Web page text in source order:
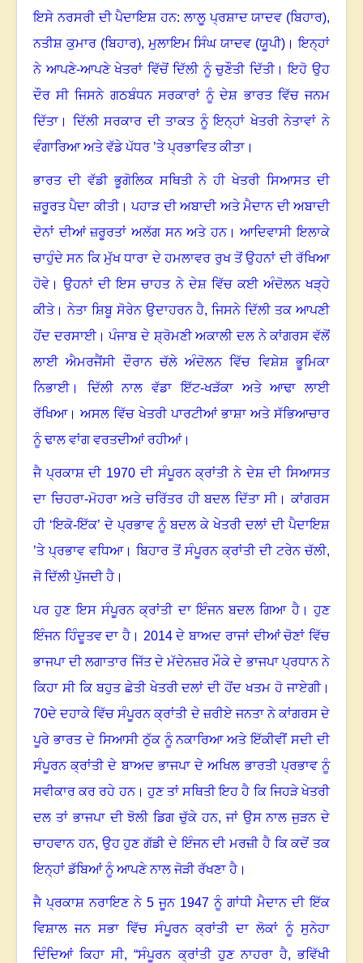
ਇਸੇ ਨਰਸਰੀ ਦੀ ਪੈਦਾਇਸ਼ ਹਨ: ਲਾਲੂ ਪ੍ਰਸ਼ਾਦ ਯਾਦਵ (ਬਿਹਾਰ),
ਨਤੀਸ਼ ਕੁਮਾਰ (ਬਿਹਾਰ), ਮੁਲਾਇਮ ਸਿੰਘ ਯਾਦਵ (ਯੂਪੀ)। ਇਨ੍ਹਾਂ
ਨੇ ਆਪਣੇ-ਆਪਣੇ ਖੇਤਰਾਂ ਵਿੱਚੋਂ ਦਿੱਲੀ ਨੂੰ ਚੁਣੌਤੀ ਦਿੱਤੀ। ਇਹੋ ਉਹ
ਦੌਰ ਸੀ ਜਿਸਨੇ ਗਠਬੰਧਨ ਸਰਕਾਰਾਂ ਨੂੰ ਦੇਸ਼ ਭਾਰਤ ਵਿੱਚ ਜਨਮ
ਦਿੱਤਾ। ਦਿੱਲੀ ਸਰਕਾਰ ਦੀ ਤਾਕਤ ਨੂੰ ਇਨ੍ਹਾਂ ਖੇਤਰੀ ਨੇਤਾਵਾਂ ਨੇ
ਵੰਗਾਰਿਆ ਅਤੇ ਵੱਡੇ ਪੱਧਰ ’ਤੇ ਪ੍ਰਭਾਵਿਤ ਕੀਤਾ।
ਭਾਰਤ ਦੀ ਵੱਡੀ ਭੂਗੋਲਿਕ ਸਥਿਤੀ ਨੇ ਹੀ ਖੇਤਰੀ ਸਿਆਸਤ ਦੀ
ਜ਼ਰੂਰਤ ਪੈਦਾ ਕੀਤੀ। ਪਹਾੜ ਦੀ ਅਬਾਦੀ ਅਤੇ ਮੈਦਾਨ ਦੀ ਅਬਾਦੀ
ਦੋਨਾਂ ਦੀਆਂ ਜ਼ਰੂਰਤਾਂ ਅਲੱਗ ਸਨ ਅਤੇ ਹਨ। ਆਦਿਵਾਸੀ ਇਲਾਕੇ
ਚਾਹੁੰਦੇ ਸਨ ਕਿ ਮੁੱਖ ਧਾਰਾ ਦੇ ਹਮਲਾਵਰ ਰੁਖ ਤੋਂ ਉਹਨਾਂ ਦੀ ਰੱਖਿਆ
ਹੋਵੇ। ਉਹਨਾਂ ਦੀ ਇਸ ਚਾਹਤ ਨੇ ਦੇਸ਼ ਵਿੱਚ ਕਈ ਅੰਦੋਲਨ ਖੜ੍ਹੇ
ਕੀਤੇ। ਨੇਤਾ ਸ਼ਿਬੂ ਸੋਰੇਨ ਉਦਾਹਰਨ ਹੈ, ਜਿਸਨੇ ਦਿੱਲੀ ਤਕ ਆਪਣੀ
ਹੋਂਦ ਦਰਸਾਈ। ਪੰਜਾਬ ਦੇ ਸ਼੍ਰੋਮਣੀ ਅਕਾਲੀ ਦਲ ਨੇ ਕਾਂਗਰਸ ਵੱਲੋਂ
ਲਾਈ ਐਮਰਜੈਂਸੀ ਦੌਰਾਨ ਚੱਲੇ ਅੰਦੋਲਨ ਵਿੱਚ ਵਿਸ਼ੇਸ਼ ਭੂਮਿਕਾ
ਨਿਭਾਈ। ਦਿੱਲੀ ਨਾਲ ਵੱਡਾ ਇੱਟ-ਖੜੱਕਾ ਅਤੇ ਆਢਾ ਲਾਈ
ਰੱਖਿਆ। ਅਸਲ ਵਿੱਚ ਖੇਤਰੀ ਪਾਰਟੀਆਂ ਭਾਸ਼ਾ ਅਤੇ ਸੱਭਿਆਚਾਰ
ਨੂੰ ਢਾਲ ਵਾਂਗ ਵਰਤਦੀਆਂ ਰਹੀਆਂ।
ਜੈ ਪ੍ਰਕਾਸ਼ ਦੀ 1970 ਦੀ ਸੰਪੂਰਨ ਕ੍ਰਾਂਤੀ ਨੇ ਦੇਸ਼ ਦੀ ਸਿਆਸਤ
ਦਾ ਚਿਹਰਾ-ਮੋਹਰਾ ਅਤੇ ਚਰਿੱਤਰ ਹੀ ਬਦਲ ਦਿੱਤਾ ਸੀ। ਕਾਂਗਰਸ
ਹੀ ‘ਇਕੋ-ਇੱਕ’ ਦੇ ਪ੍ਰਭਾਵ ਨੂੰ ਬਦਲ ਕੇ ਖੇਤਰੀ ਦਲਾਂ ਦੀ ਪੈਦਾਇਸ਼
’ਤੇ ਪ੍ਰਭਾਵ ਵਧਿਆ। ਬਿਹਾਰ ਤੋਂ ਸੰਪੂਰਨ ਕ੍ਰਾਂਤੀ ਦੀ ਟਰੇਨ ਚੱਲੀ,
ਜੋ ਦਿੱਲੀ ਪੁੱਜਦੀ ਹੈ।
ਪਰ ਹੁਣ ਇਸ ਸੰਪੂਰਨ ਕ੍ਰਾਂਤੀ ਦਾ ਇੰਜਨ ਬਦਲ ਗਿਆ ਹੈ। ਹੁਣ
ਇੰਜਨ ਹਿੰਦੂਤਵ ਦਾ ਹੈ। 2014 ਦੇ ਬਾਅਦ ਰਾਜਾਂ ਦੀਆਂ ਚੋਣਾਂ ਵਿੱਚ
ਭਾਜਪਾ ਦੀ ਲਗਾਤਾਰ ਜਿੱਤ ਦੇ ਮੱਦੇਨਜ਼ਰ ਮੌਕੇ ਦੇ ਭਾਜਪਾ ਪ੍ਰਧਾਨ ਨੇ
ਕਿਹਾ ਸੀ ਕਿ ਬਹੁਤ ਛੇਤੀ ਖੇਤਰੀ ਦਲਾਂ ਦੀ ਹੋਂਦ ਖਤਮ ਹੋ ਜਾਏਗੀ।
70ਦੇ ਦਹਾਕੇ ਵਿੱਚ ਸੰਪੂਰਨ ਕ੍ਰਾਂਤੀ ਦੇ ਜ਼ਰੀਏ ਜਨਤਾ ਨੇ ਕਾਂਗਰਸ ਦੇ
ਪੂਰੇ ਭਾਰਤ ਦੇ ਸਿਆਸੀ ਠੁੱਕ ਨੂੰ ਨਕਾਰਿਆ ਅਤੇ ਇੱਕੀਵੀਂ ਸਦੀ ਦੀ
ਸੰਪੂਰਨ ਕ੍ਰਾਂਤੀ ਦੇ ਬਾਅਦ ਭਾਜਪਾ ਦੇ ਅਖਿਲ ਭਾਰਤੀ ਪ੍ਰਭਾਵ ਨੂੰ
ਸਵੀਕਾਰ ਕਰ ਰਹੇ ਹਨ। ਹੁਣ ਤਾਂ ਸਥਿਤੀ ਇਹ ਹੈ ਕਿ ਜਿਹੜੇ ਖੇਤਰੀ
ਦਲ ਤਾਂ ਭਾਜਪਾ ਦੀ ਝੋਲੀ ਡਿਗ ਚੁੱਕੇ ਹਨ,ਜਾਂ ਉਸ ਨਾਲ ਜੁੜਨ ਦੇ
ਚਾਹਵਾਨ ਹਨ, ਉਹ ਹੁਣ ਗੱਡੀ ਦੇ ਇੰਜਨ ਦੀ ਮਰਜ਼ੀ ਹੈ ਕਿ ਕਦੋਂ ਤਕ
ਇਨ੍ਹਾਂ ਡੱਬਿਆਂ ਨੂੰ ਆਪਣੇ ਨਾਲ ਜੋੜੀ ਰੱਖਣਾ ਹੈ।
ਜੈ ਪ੍ਰਕਾਸ਼ ਨਰਾਇਣ ਨੇ 5 ਜੂਨ 1947 ਨੂੰ ਗਾਂਧੀ ਮੈਦਾਨ ਦੀ ਇੱਕ
ਵਿਸ਼ਾਲ ਜਨ ਸਭਾ ਵਿੱਚ ਸੰਪੂਰਨ ਕ੍ਰਾਂਤੀ ਦਾ ਲੋਕਾਂ ਨੂੰ ਸੁਨੇਹਾ
ਦਿੰਦਿਆਂ ਕਿਹਾ ਸੀ, “ਸੰਪੂਰਨ ਕ੍ਰਾਂਤੀ ਹੁਣ ਨਾਹਰਾ ਹੈ,ਭਵਿੱਖੀ